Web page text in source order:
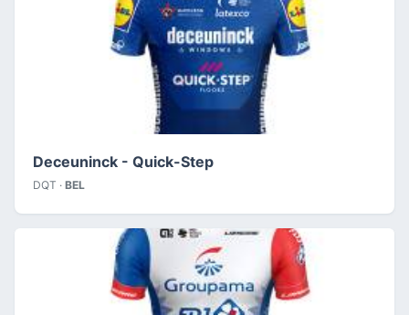
Deceuninck - Quick-Step
DQT · BEL